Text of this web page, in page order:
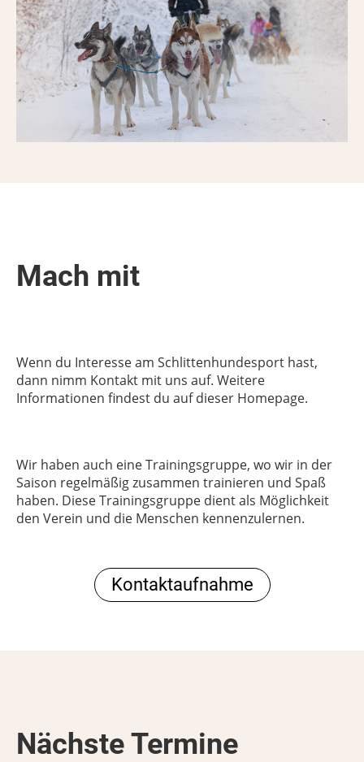
Mach mit
Wenn du Interesse am Schlittenhundesport hast,
dann nimm Kontakt mit uns auf. Weitere
Informationen findest du auf dieser Homepage.
Wir haben auch eine Trainingsgruppe, wo wir in der
Saison regelmäßig zusammen trainieren und Spaß
haben. Diese Trainingsgruppe dient als Möglichkeit
den Verein und die Menschen kennenzulernen.
Kontaktaufnahme
Nächste Termine